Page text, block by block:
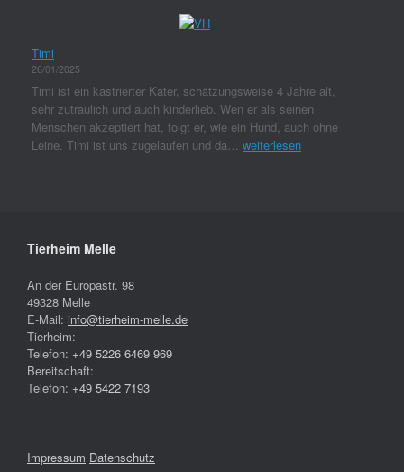
Timi
26/01/2025
Timi ist ein kastrierter Kater, schätzungsweise 4 Jahre alt,
sehr zutraulich und auch kinderlieb. Wen er als seinen
Menschen akzeptiert hat, folgt er, wie ein Hund, auch ohne
Leine. Timi ist uns zugelaufen und da… weiterlesen
Tierheim Melle
An der Europastr. 98
49328 Melle
E-Mail: info@tierheim-melle.de
Tierheim:
Telefon: +49 5226 6469 969
Bereitschaft:
Telefon: +49 5422 7193
Impressum Datenschutz